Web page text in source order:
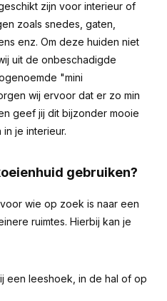
zijn voor interieur of
zoals snedes, gaten,
enz. Om deze huiden niet
uit de onbeschadigde
"mini
wij ervoor dat er zo min
geef jij dit bijzonder mooie
je interieur.
gebruiken?
wie op zoek is naar een
ruimtes. Hierbij kan je
een leeshoek, in de hal of op